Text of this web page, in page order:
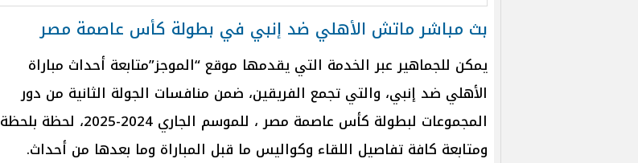
بث مباشر ماتش الأهلي ضد إنبي في بطولة كأس عاصمة مصر
يمكن للجماهير عبر الخدمة التي يقدمها موقع “الموجز”متابعة أحداث مباراة
الأهلي ضد إنبي، والتي تجمع الفريقين، ضمن منافسات الجولة الثانية من دور
المجموعات لبطولة كأس عاصمة مصر
، للموسم الجاري 2024-2025، لحظة بلحظة
ومتابعة كافة تفاصيل اللقاء وكواليس ما قبل المباراة وما بعدها من أحداث.